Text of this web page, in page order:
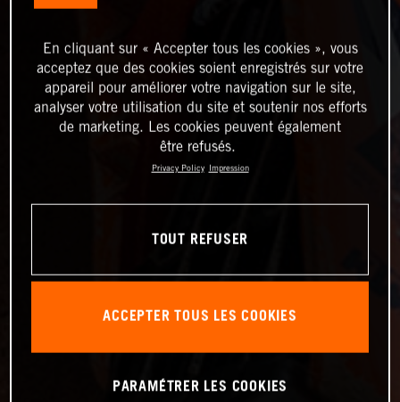
En cliquant sur « Accepter tous les cookies », vous
acceptez que des cookies soient enregistrés sur votre
appareil pour améliorer votre navigation sur le site,
analyser votre utilisation du site et soutenir nos efforts
de marketing. Les cookies peuvent également
être refusés.
Privacy Policy Impression
TOUT REFUSER
ACCEPTER TOUS LES COOKIES
PARAMÉTRER LES COOKIES